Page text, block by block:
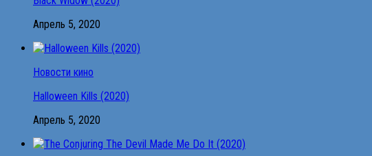
Апрель 5, 2020
Новости кино
Halloween Kills (2020)
Апрель 5, 2020